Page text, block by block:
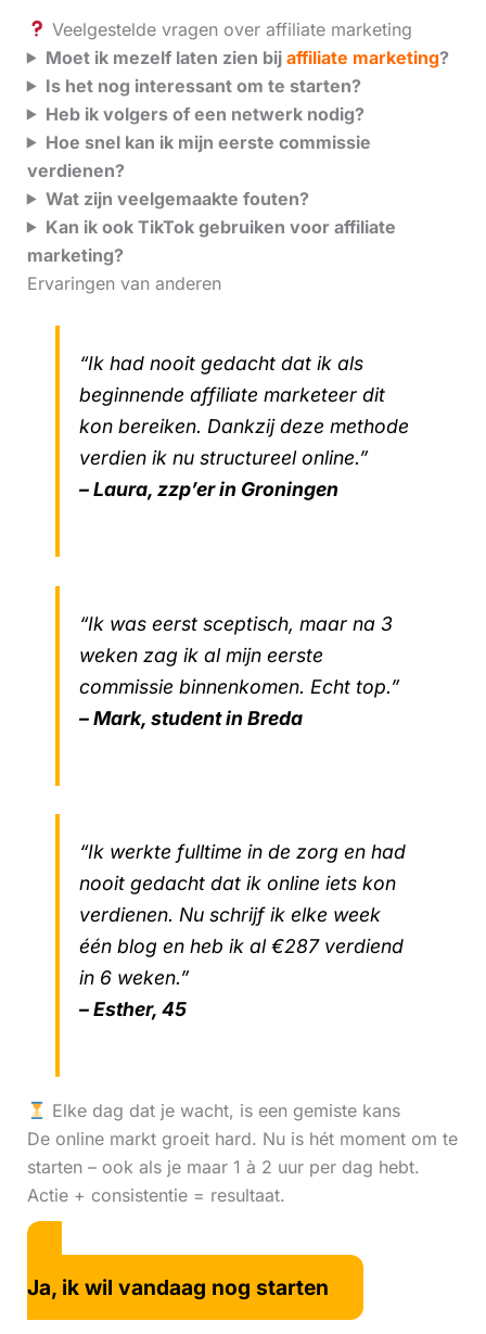
Veelgestelde vragen over affiliate marketing
Moet ik mezelf laten zien bij affiliate marketing?
Is het nog interessant om te starten?
Heb ik volgers of een netwerk nodig?
Hoe snel kan ik mijn eerste commissie
verdienen?
Wat zijn veelgemaakte fouten?
Kan ik ook TikTok gebruiken voor affiliate
marketing?
Ervaringen van anderen
“Ik had nooit gedacht dat ik als
beginnende affiliate marketeer dit
kon bereiken. Dankzij deze methode
verdien ik nu structureel online.”
– Laura, zzp’er in Groningen
“Ik was eerst sceptisch, maar na 3
weken zag ik al mijn eerste
commissie binnenkomen. Echt top.”
– Mark, student in Breda
“Ik werkte fulltime in de zorg en had
nooit gedacht dat ik online iets kon
verdienen. Nu schrijf ik elke week
één blog en heb ik al €287 verdiend
in 6 weken.”
– Esther, 45
Elke dag dat je wacht, is een gemiste kans
De online markt groeit hard. Nu is hét moment om te
starten – ook als je maar 1 à 2 uur per dag hebt.
Actie + consistentie = resultaat.
Ja, ik wil vandaag nog starten